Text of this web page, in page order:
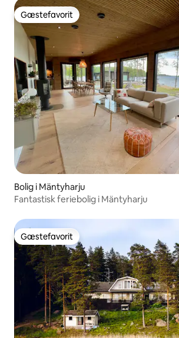
Gæstefavorit
Gæstefavorit
Bolig i Mäntyharju
Fantastisk feriebolig i Mäntyharju
Gæstefavorit
Gæstefavorit